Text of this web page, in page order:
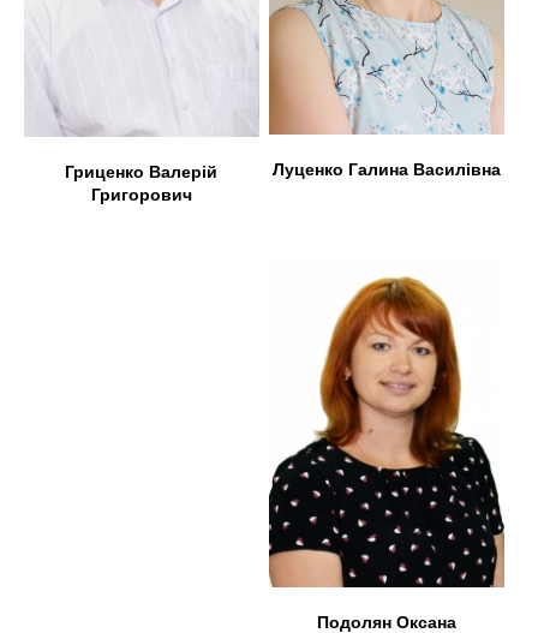
Гриценко Валерій
Григорович
Луценко Галина Василівна
Подолян Оксана